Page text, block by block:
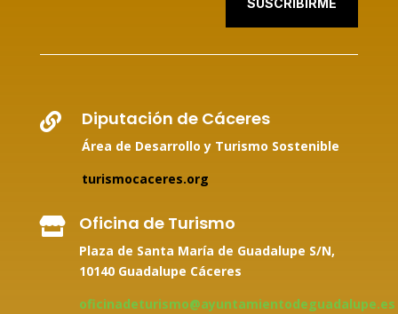
 Diputación de Cáceres
Área de Desarrollo y Turismo Sostenible
turismocaceres.org
 Oficina de Turismo
Plaza de Santa María de Guadalupe S/N,
10140 Guadalupe Cáceres
oficinadeturismo@ayuntamientodeguadalupe.es